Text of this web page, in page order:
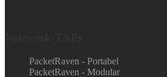
PacketRaven - Portabel
PacketRaven - Modular